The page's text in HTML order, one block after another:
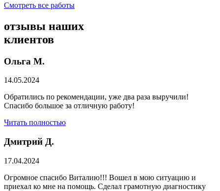
Смотреть все работы
отзывы наших
клиентов
Ольга М.
14.05.2024
Обратились по рекомендации, уже два раза выручили!
Спасибо большое за отличную работу!
Читать полностью
Дмитрий Д.
17.04.2024
Огромное спасибо Виталию!!! Вошел в мою ситуацию и
приехал ко мне на помощь. Сделал грамотную диагностику